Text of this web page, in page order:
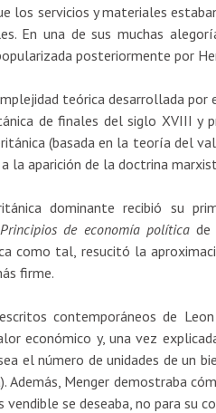
los servicios y materiales
En una de sus muchas
posteriormente por
teórica desarrollada
de finales del siglo XVIII y
(basada en la teoría del
la aparición de la doctrina
dominante recibió su
Principios de economía políticade
como tal, resucitó la
firme.
contemporáneos de
económico y, una vez
el número de unidades de un
Además, Menger demostraba
se deseaba, no para su